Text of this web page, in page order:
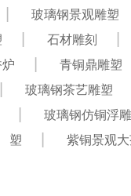
玻璃钢景观雕塑
石材雕刻
青铜鼎雕塑
玻璃钢茶艺雕塑
玻璃钢仿铜浮雕
塑
紫铜景观